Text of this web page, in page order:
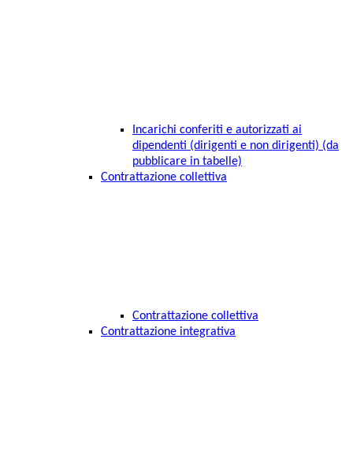
Incarichi conferiti e autorizzati ai
dipendenti (dirigenti e non dirigenti) (da
pubblicare in tabelle)
Contrattazione collettiva
Contrattazione collettiva
Contrattazione integrativa